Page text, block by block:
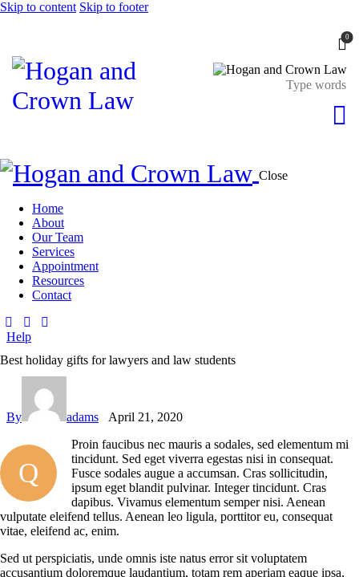
Skip to content Skip to footer
0
Close
Home
About
Our Team
Services
Appointment
Resources
Contact
Help
Best holiday gifts for lawyers and law students
By adams April 21, 2020
Q
Proin faucibus nec mauris a sodales, sed elementum mi
tincidunt. Sed eget viverra egestas nisi in consequat.
Fusce sodales augue a accumsan. Cras sollicitudin,
ipsum eget blandit pulvinar. Integer tincidunt. Cras
dapibus. Vivamus elementum semper nisi. Aenean
vulputate eleifend tellus. Aenean leo ligula, porttitor eu, consequat
vitae, eleifend ac, enim.
Sed ut perspiciatis, unde omnis iste natus error sit voluptatem
accusantium doloremque laudantium, totam rem aperiam eaque ipsa,